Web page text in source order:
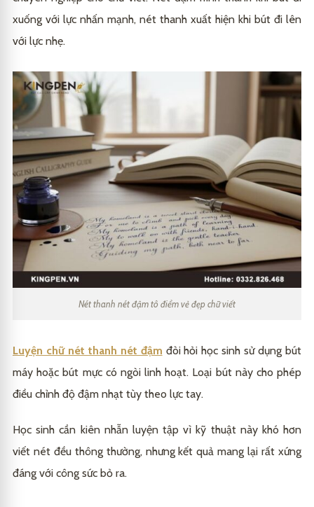
xuống với lực nhấn mạnh, nét thanh xuất hiện khi bút đi lên
với lực nhẹ.
Nét thanh nét đậm tô điểm vẻ đẹp chữ viết
Luyện chữ nét thanh nét đậm đòi hỏi học sinh sử dụng bút
máy hoặc bút mực có ngòi linh hoạt. Loại bút này cho phép
điều chỉnh độ đậm nhạt tùy theo lực tay.
Học sinh cần kiên nhẫn luyện tập vì kỹ thuật này khó hơn
viết nét đều thông thường, nhưng kết quả mang lại rất xứng
đáng với công sức bỏ ra.